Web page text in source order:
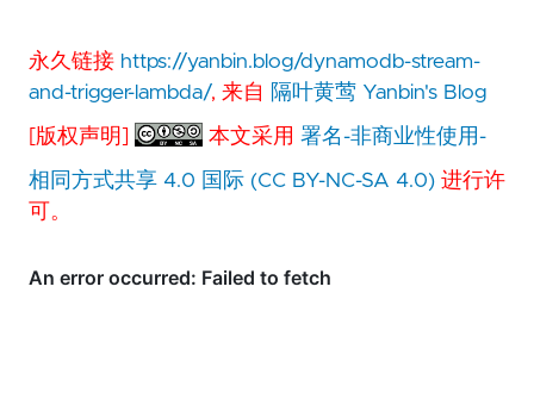
永久链接 https://yanbin.blog/dynamodb-stream-
and-trigger-lambda/, 来自 隔叶黄莺 Yanbin's Blog
[版权声明] 本文采用署名-非商业性使用-
相同方式共享 4.0 国际 (CC BY-NC-SA 4.0) 进行许
可。